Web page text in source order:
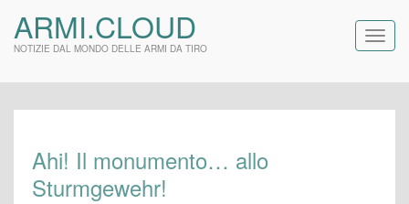
ARMI.CLOUD
NOTIZIE DAL MONDO DELLE ARMI DA TIRO
Ahi! Il monumento… allo
Sturmgewehr!